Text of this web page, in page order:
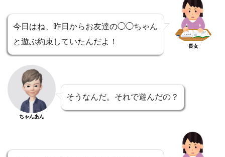
今日はね、昨日からお友達の◯◯ちゃん
と遊ぶ約束していたんだよ！
長女
ちゃんあん
そうなんだ。それで遊んだの？